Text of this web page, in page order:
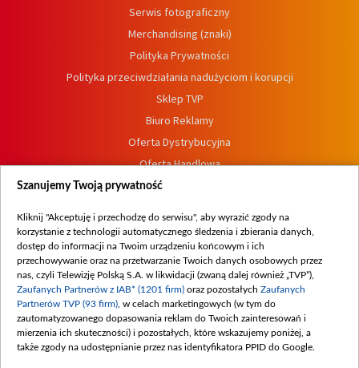
Serwis fotograficzny
Merchandising (znaki)
Polityka Prywatności
Polityka przeciwdziałania nadużyciom i korupcji
Sklep TVP
Biuro Reklamy
Oferta Dystrybucyjna
Oferta Handlowa
Dostępność
Procedura zgłoszeń wewnętrznych
Szanujemy Twoją prywatność
Kliknij "Akceptuję i przechodzę do serwisu", aby wyrazić zgody na
korzystanie z technologii automatycznego śledzenia i zbierania danych,
dostęp do informacji na Twoim urządzeniu końcowym i ich
przechowywanie oraz na przetwarzanie Twoich danych osobowych przez
nas, czyli Telewizję Polską S.A. w likwidacji (zwaną dalej również „TVP”),
Zaufanych Partnerów z IAB* (1201 firm) oraz pozostałych Zaufanych
Partnerów TVP (93 firm) , w celach marketingowych (w tym do
zautomatyzowanego dopasowania reklam do Twoich zainteresowań i
mierzenia ich skuteczności) i pozostałych, które wskazujemy poniżej, a
także zgody na udostępnianie przez nas identyfikatora PPID do Google.